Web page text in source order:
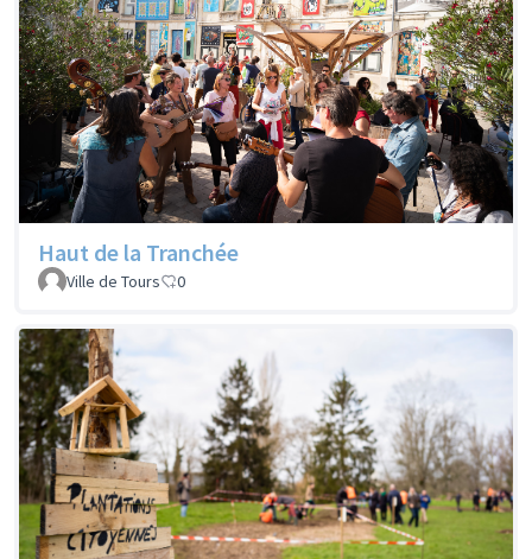
Haut de la Tranchée
Ville de Tours 0